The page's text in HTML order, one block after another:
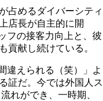
占めるダイバーシティ
店長が自主的に開
フの接客力向上と、彼
貢献し続けている。
違えられる（笑）」よ
証だ。今では外国人ス
れができ、一時期、